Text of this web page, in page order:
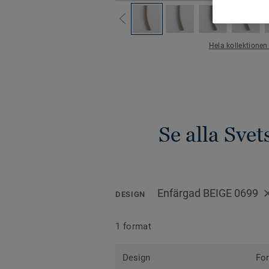
Hela
Se alla
DESIGN Enfärgad BEIGE 0699
1 format
Design